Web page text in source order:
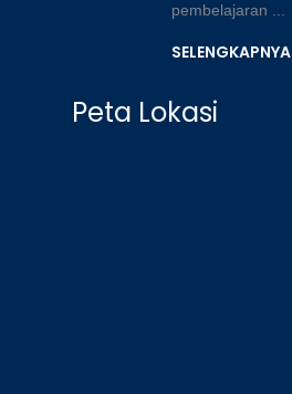
pembelajaran ...
SELENGKAPNYA
Peta Lokasi